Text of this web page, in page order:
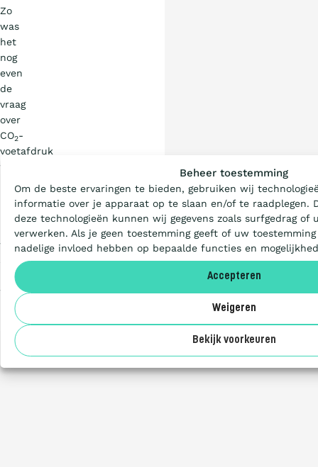
Beheer toestemming
Om de beste ervaringen te bieden, gebruiken wij
informatie over je apparaat op te slaan en/of te raadplegen.
deze technologieën kunnen wij gegevens zoals surfgedrag of
verwerken. Als je geen toestemming geeft of uw
nadelige invloed hebben op bepaalde functies en
Accepteren
Weigeren
Bekijk voorkeuren
Zo
was
het
nog
even
de
vraag
over
CO2-
voetafdruk
wel
klopte.
Ook
benoemen
van
sleutelpersonen
had
wat…
Certificeren
Aanbesteden
Deelnemers
Over ons